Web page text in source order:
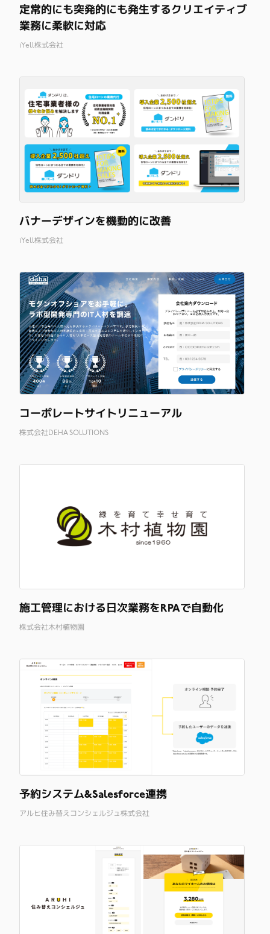
定常的にも突発的にも発生するクリエイティブ
業務に柔軟に対応
iYell株式会社
バナーデザインを機動的に改善
iYell株式会社
コーポレートサイトリニューアル
株式会社DEHA SOLUTIONS
施工管理における日次業務をRPAで自動化
株式会社木村植物園
予約システム&Salesforce連携
アルヒ住み替えコンシェルジュ株式会社